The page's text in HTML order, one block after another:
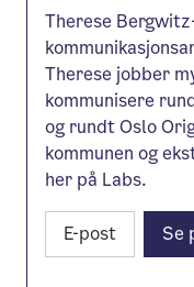
Therese
Therese jobber
kommunisere
og rundt Oslo
kommunen og
her på Labs.
E-post Se